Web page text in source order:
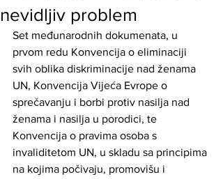
nevidljiv problem
Set međunarodnih dokumenata, u
prvom redu Konvencija o eliminaciji
svih oblika diskriminacije nad ženama
UN, Konvencija Vijeća Evrope o
sprečavanju i borbi protiv nasilja nad
ženama i nasilja u porodici, te
Konvencija o pravima osoba s
invaliditetom UN, u skladu sa principima
na kojima počivaju, promovišu i